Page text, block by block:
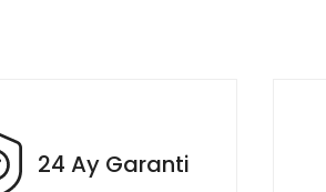
24 Ay Garanti